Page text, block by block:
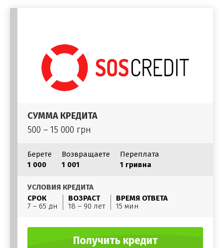
СУММА КРЕДИТА
500 – 15 000 грн
Берете
1 000
Возвращаете
1 001
Переплата
1 гривна
УСЛОВИЯ КРЕДИТА
СРОК
7 – 65 дн
ВОЗРАСТ
18 – 90 лет
ВРЕМЯ ОТВЕТА
15 мин
Получить кредит